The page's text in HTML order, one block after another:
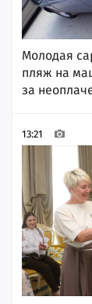
Молодая
пляж на
за
13:21